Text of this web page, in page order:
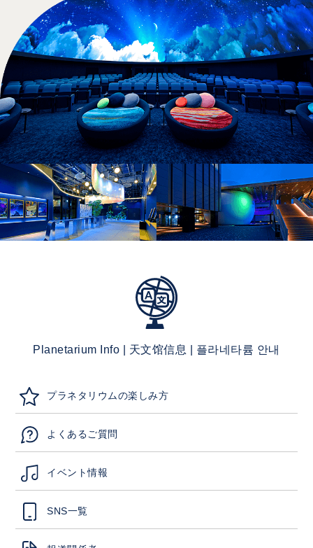
Planetarium Info | 天文馆信息 | 플라네타륨 안내
プラネタリウムの楽しみ方
よくあるご質問
イベント情報
SNS一覧